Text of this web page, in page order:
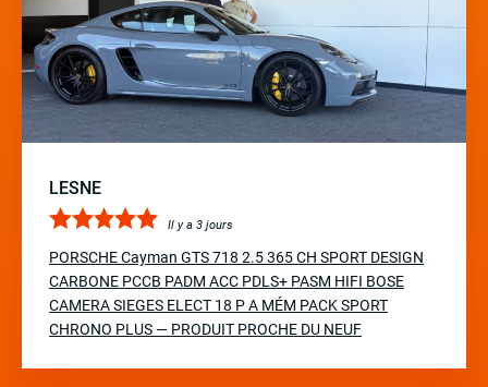
LESNE
Il y a 3 jours
PORSCHE Cayman GTS 718 2.5 365 CH SPORT DESIGN
CARBONE PCCB PADM ACC PDLS+ PASM HIFI BOSE
CAMERA SIEGES ELECT 18 P A MÉM PACK SPORT
CHRONO PLUS — PRODUIT PROCHE DU NEUF